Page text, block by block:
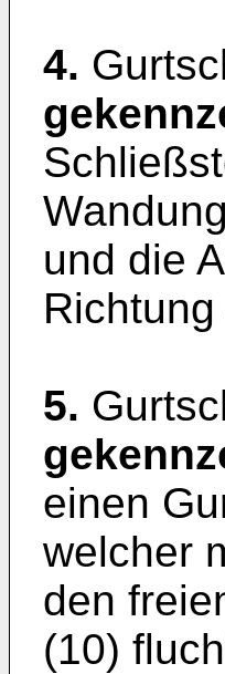
4.
und die
5.
einen
welcher
den
(10)